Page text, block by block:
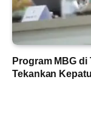
Program MBG
Tekankan